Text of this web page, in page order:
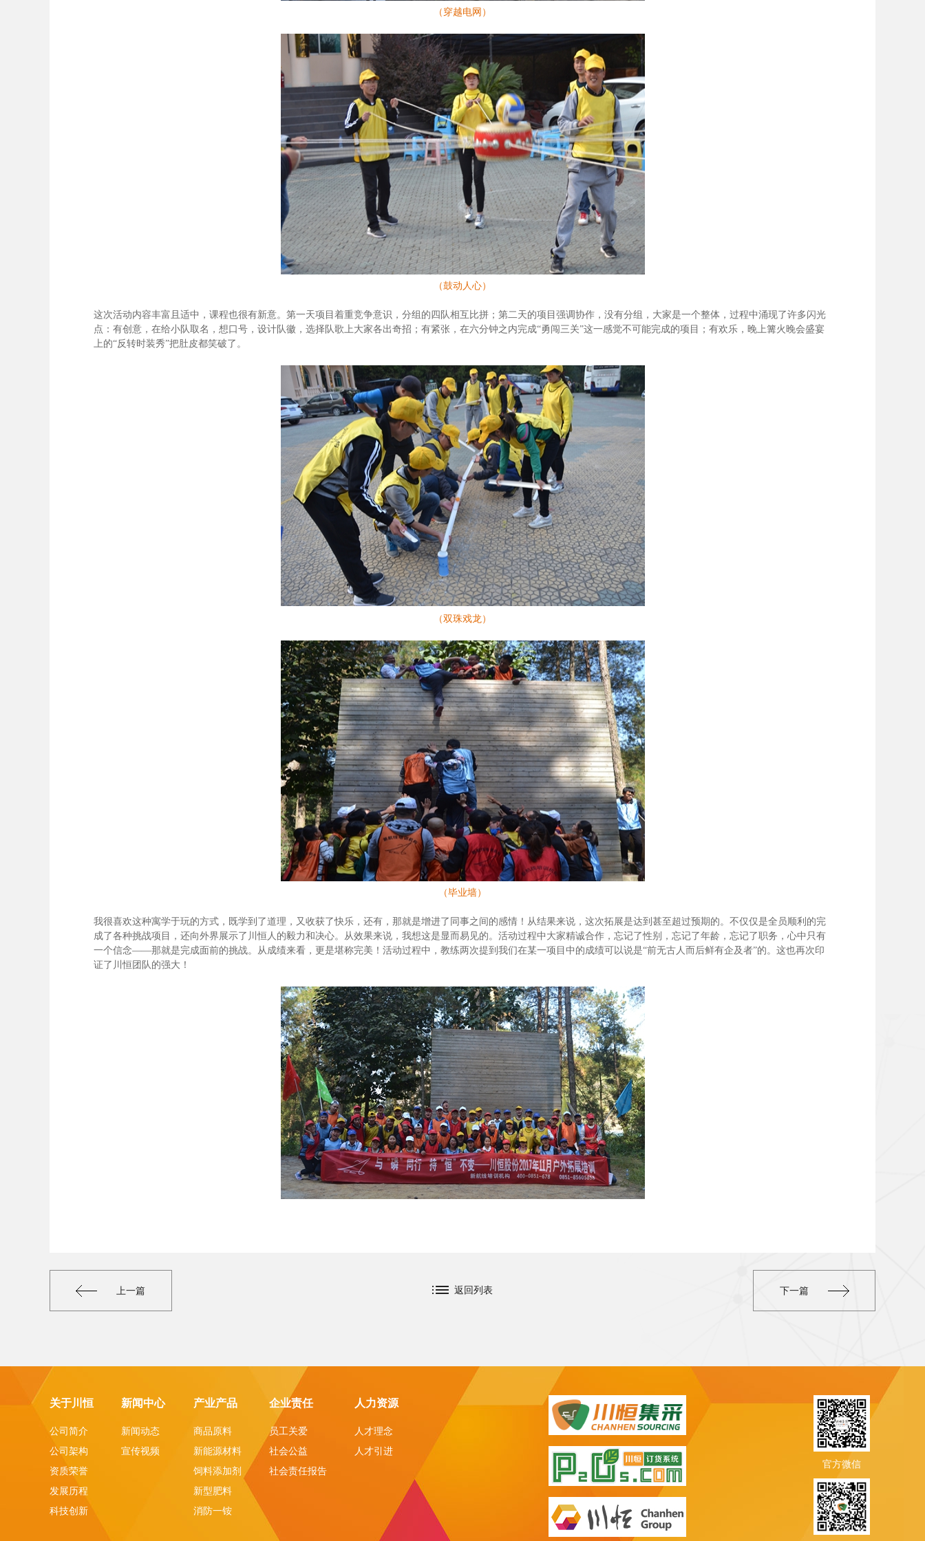
（穿越电网）
（鼓动人心）
这次活动内容丰富且适中，课程也很有新意。第一天项目着重竞争意识，分组的四队相互比拼；第二天的项目强调协作，没有分组，大家是一个整体，过程中涌现了许多闪光
点：有创意，在给小队取名，想口号，设计队徽，选择队歌上大家各出奇招；有紧张，在六分钟之内完成“勇闯三关”这一感觉不可能完成的项目；有欢乐，晚上篝火晚会盛宴
上的“反转时装秀”把肚皮都笑破了。
（双珠戏龙）
（毕业墙）
我很喜欢这种寓学于玩的方式，既学到了道理，又收获了快乐，还有，那就是增进了同事之间的感情！从结果来说，这次拓展是达到甚至超过预期的。不仅仅是全员顺利的完
成了各种挑战项目，还向外界展示了川恒人的毅力和决心。从效果来说，我想这是显而易见的。活动过程中大家精诚合作，忘记了性别，忘记了年龄，忘记了职务，心中只有
一个信念——那就是完成面前的挑战。从成绩来看，更是堪称完美！活动过程中，教练两次提到我们在某一项目中的成绩可以说是“前无古人而后鲜有企及者”的。这也再次印
证了川恒团队的强大！
上一篇 下一篇
返回列表
关于川恒
公司简介
公司架构
资质荣誉
发展历程
科技创新
新闻中心
新闻动态
宣传视频
产业产品
商品原料
新能源材料
饲料添加剂
新型肥料
消防一铵
企业责任
员工关爱
社会公益
社会责任报告
人力资源
人才理念
人才引进
官方微信